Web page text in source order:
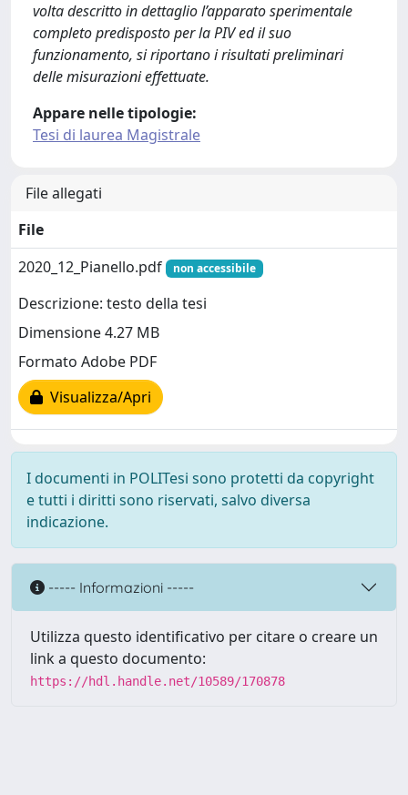
volta descritto in dettaglio l’apparato sperimentale
completo predisposto per la PIV ed il suo
funzionamento, si riportano i risultati preliminari
delle misurazioni effettuate.
Appare nelle tipologie:
Tesi di laurea Magistrale
File allegati
File
2020_12_Pianello.pdf
non accessibile
Descrizione: testo della tesi
Dimensione 4.27 MB
Formato Adobe PDF
Visualizza/Apri
I documenti in POLITesi sono protetti da copyright
e tutti i diritti sono riservati, salvo diversa
indicazione.
----- Informazioni -----
Utilizza questo identificativo per citare o creare un
link a questo documento:
https://hdl.handle.net/10589/170878